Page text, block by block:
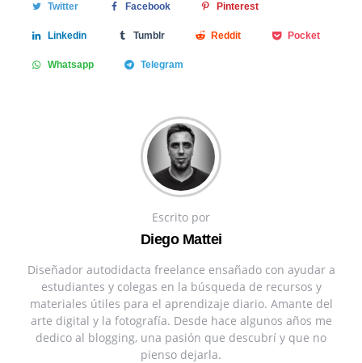
Twitter Facebook Pinterest
Linkedin Tumblr Reddit Pocket
Whatsapp Telegram
Escrito por
Diego Mattei
Diseñador autodidacta freelance ensañado con ayudar a
estudiantes y colegas en la búsqueda de recursos y
materiales útiles para el aprendizaje diario. Amante del
arte digital y la fotografía. Desde hace algunos años me
dedico al blogging, una pasión que descubrí y que no
pienso dejarla.